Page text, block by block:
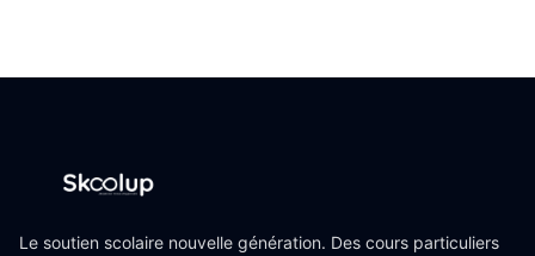
Le soutien scolaire nouvelle génération. Des cours particuliers